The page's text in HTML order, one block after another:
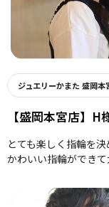
ジュエリーかまた 盛岡本
【盛岡本宮店】
とても楽しく指輪を決
かわいい指輪ができて